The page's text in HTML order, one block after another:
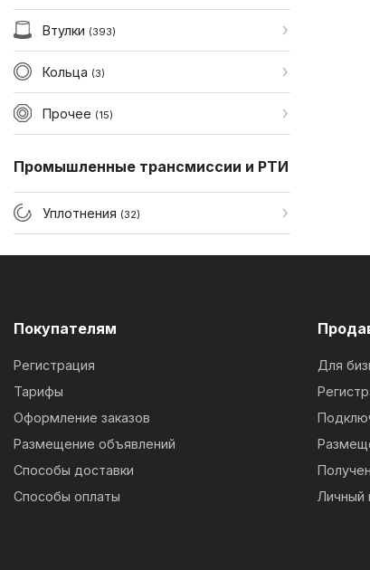
Втулки (393)
Кольца (3)
Прочее (15)
Промышленные трансмиссии и РТИ
Уплотнения (32)
Покупателям
Регистрация
Тарифы
Оформление заказов
Размещение объявлений
Способы доставки
Способы оплаты
Для
Личный